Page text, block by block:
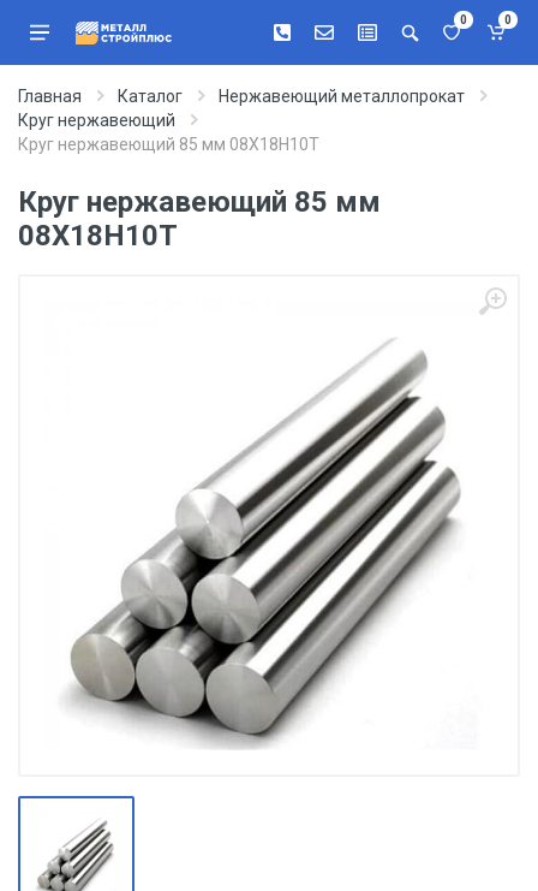
0 0
Главная Каталог
Нержавеющий металлопрокат
Круг нержавеющий
Круг нержавеющий 85 мм 08Х18Н10Т
Круг нержавеющий 85 мм
08Х18Н10Т